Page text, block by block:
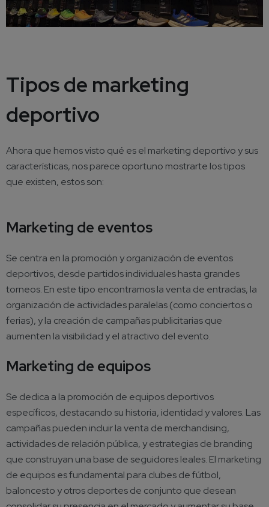
Tipos de marketing
deportivo
Ahora que hemos visto qué es el marketing deportivo y sus
características, nos parece oportuno mostrarte los tipos
que existen, estos son:
Marketing de eventos
Se centra en la promoción y organización de eventos
deportivos, desde partidos individuales hasta grandes
torneos. En este tipo encontramos la venta de entradas, la
organización de actividades paralelas (como conciertos o
ferias), y la creación de campañas publicitarias que
aumenten la visibilidad y el atractivo del evento.
Marketing de equipos
Se dedica a la promoción de equipos deportivos
específicos, destacando su historia, identidad y valores. Las
campañas pueden incluir la venta de merchandising,
actividades de relación pública, y estrategias de branding
que construyan una base de seguidores leales. El marketing
de equipos es fundamental para clubes de fútbol,
baloncesto y otros deportes de conjunto que desean